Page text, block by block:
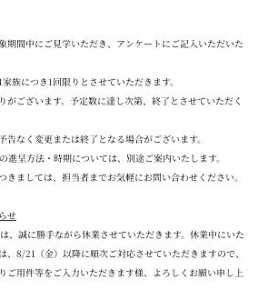
期間中にご見学いただき、アンケートにご記入いただいた
1家族につき1 回限りとさせていただきます。
がございます。予定数に達し次第、終了とさせていただく
告なく変更または終了となる場合がございます。
進呈方法・時期については、別途ご案内いたします。
きましては、担当者までお気軽にお問い合わせください。
せ
、誠に勝手ながら休業させていただきます。休業中にいた
8/21 （金）以降に順次ご対応させていただきますので、
ご用件等をご入力いただきます様、よろしくお願い申し上